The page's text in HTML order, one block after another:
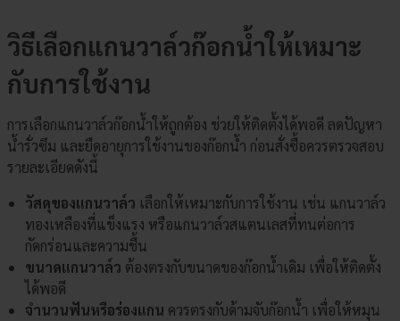
วิธีเลือกแกนวาล์วก๊อกน้ำให้เหมาะ
กับการใช้งาน
การเลือกแกนวาล์วก๊อกน้ำให้ถูกต้อง ช่วยให้ติดตั้งได้พอดี ลดปัญหา
น้ำรั่วซึม และยืดอายุการใช้งานของก๊อกน้ำ ก่อนสั่งซื้อควรตรวจสอบ
รายละเอียดดังนี้
วัสดุของแกนวาล์ว เลือกให้เหมาะกับการใช้งาน เช่น แกนวาล์ว
ทองเหลืองที่แข็งแรง หรือแกนวาล์วสแตนเลสที่ทนต่อการ
กัดกร่อนและความชื้น
ขนาดแกนวาล์ว ต้องตรงกับขนาดของก๊อกน้ำเดิม เพื่อให้ติดตั้ง
ได้พอดี
จำนวนฟันหรือร่องแกน ควรตรงกับด้ามจับก๊อกน้ำ เพื่อให้หมุน